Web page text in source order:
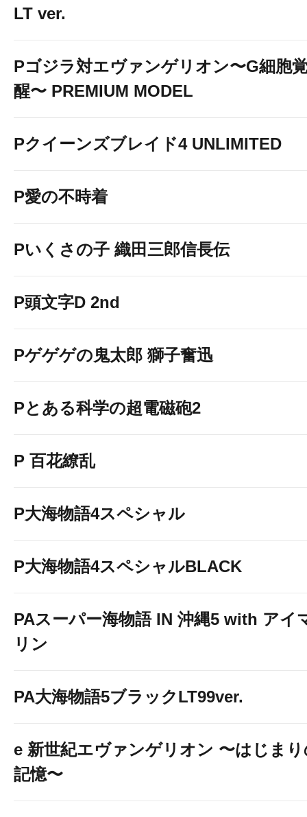
＝NEW＝
LT ver.
Pゴジラ対エヴァンゲリオン〜G細胞
醒〜 PREMIUM MODEL
Pクイーンズブレイド4 UNLIMITED
P愛の不時着
Pいくさの子 織田三郎信長伝
P頭文字D 2nd
Pゲゲゲの鬼太郎 獅子奮迅
Pとある科学の超電磁砲2
P 百花繚乱
P大海物語4スペシャル
P大海物語4スペシャルBLACK
PAスーパー海物語 IN 沖縄5 with アイ
リン
PA大海物語5ブラックLT99ver.
e 新世紀エヴァンゲリオン 〜はじま
記憶〜